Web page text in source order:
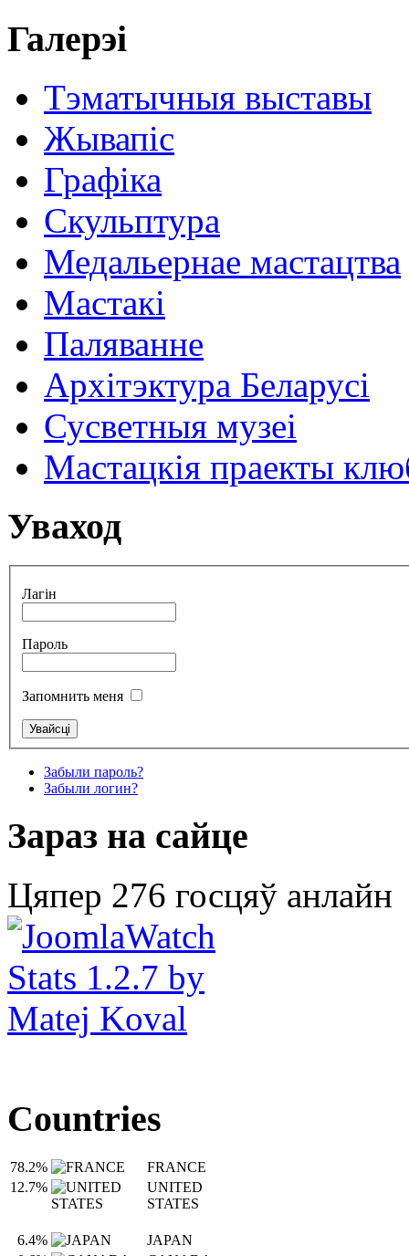
Галерэі
Тэматычныя выставы
Жывапіс
Графіка
Скульптура
Медальернае мастацтва
Мастакі
Паляванне
Архітэктура Беларусі
Сусветныя музеі
Мастацкія праекты
Уваход
Лагін
Пароль
Запомнить меня
Забыли пароль?
Забыли логин?
Зараз на сайце
Цяпер 276 госцяў анлайн
Countries
78.2%
FRANCE
12.7%
UNITED
STATES
6.4%
JAPAN